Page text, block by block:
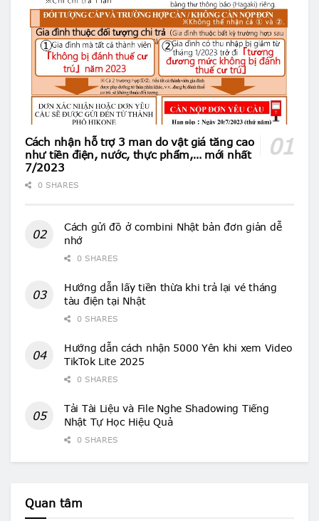
Cách nhận hỗ trợ 3 man do vật giá tăng cao
như tiền điện, nước, thực phẩm,… mới nhất
7/2023
0 SHARES
Cách gửi đồ ở combini Nhật bản đơn giản dễ
nhớ
0 SHARES
Hướng dẫn lấy tiền thừa khi trả lại vé tháng
tàu điện tại Nhật
0 SHARES
Hướng dẫn cách nhận 5000 Yên khi xem Video
TikTok Lite 2025
0 SHARES
Tải Tài Liệu và File Nghe Shadowing Tiếng
Nhật Tự Học Hiệu Quả
0 SHARES
Quan tâm